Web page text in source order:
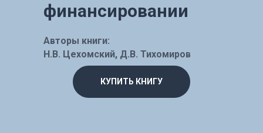
Авторы книги:
Н.В. Цехомский, Д.В. Тихомиров
финансировании
КУПИТЬ КНИГУ